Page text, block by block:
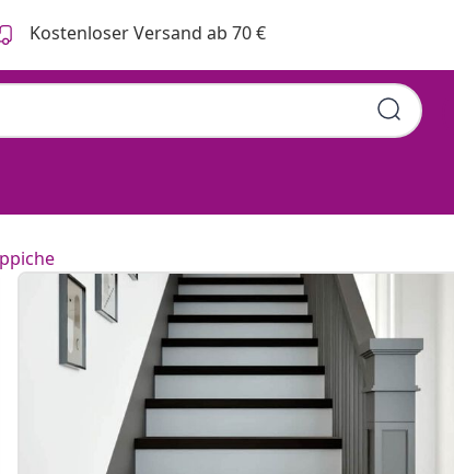
Kostenloser Versand ab 70 €